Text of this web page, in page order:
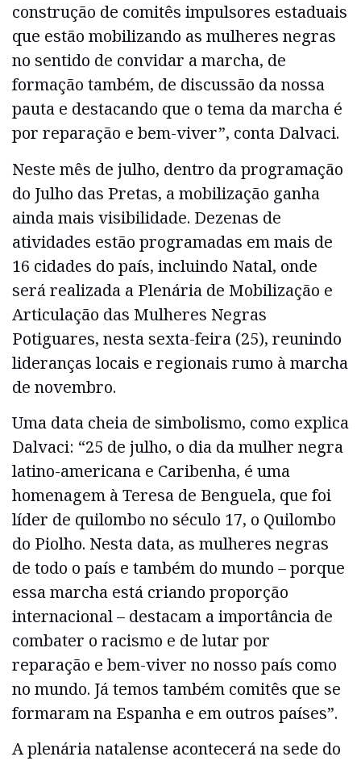
construção de comitês impulsores estaduais
que estão mobilizando as mulheres negras
no sentido de convidar a marcha, de
formação também, de discussão da nossa
pauta e destacando que o tema da marcha é
por reparação e bem-viver”, conta Dalvaci.
Neste mês de julho, dentro da programação
do Julho das Pretas, a mobilização ganha
ainda mais visibilidade. Dezenas de
atividades estão programadas em mais de
16 cidades do país, incluindo Natal, onde
será realizada a Plenária de Mobilização e
Articulação das Mulheres Negras
Potiguares, nesta sexta-feira (25), reunindo
lideranças locais e regionais rumo à marcha
de novembro.
Uma data cheia de simbolismo, como explica
Dalvaci: “25 de julho, o dia da mulher negra
latino-americana e Caribenha, é uma
homenagem à Teresa de Benguela, que foi
líder de quilombo no século 17, o Quilombo
do Piolho. Nesta data, as mulheres negras
de todo o país e também do mundo – porque
essa marcha está criando proporção
internacional – destacam a importância de
combater o racismo e de lutar por
reparação e bem-viver no nosso país como
no mundo. Já temos também comitês que se
formaram na Espanha e em outros países”.
A plenária natalense acontecerá na sede do